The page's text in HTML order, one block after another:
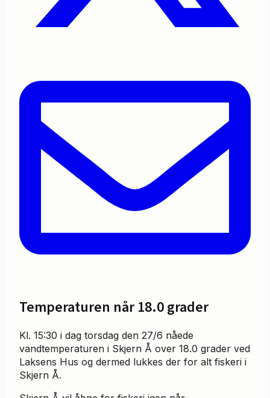
Temperaturen når 18.0 grader
Kl. 15:30 i dag torsdag den 27/6 nåede
vandtemperaturen i Skjern Å over 18.0 grader ved
Laksens Hus og dermed lukkes der for alt fiskeri i
Skjern Å.